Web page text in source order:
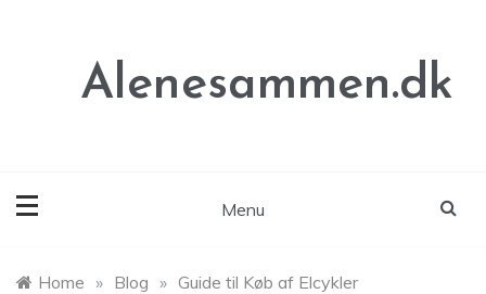
Alenesammen.dk
Menu
Home » Blog » Guide til Køb af Elcykler